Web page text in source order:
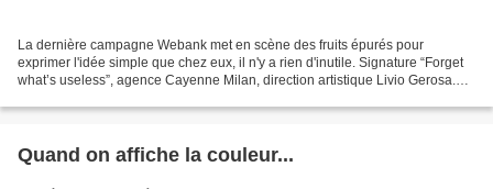
La dernière campagne Webank met en scène des fruits épurés pour
exprimer l'idée simple que chez eux, il n'y a rien d'inutile. Signature “Forget
what’s useless”, agence Cayenne Milan, direction artistique Livio Gerosa.
Quand on affiche la couleur...